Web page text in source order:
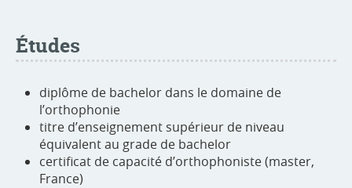
Études
diplôme de bachelor dans le domaine de
l’orthophonie
titre d’enseignement supérieur de niveau
équivalent au grade de bachelor
certificat de capacité d’orthophoniste (master,
France)